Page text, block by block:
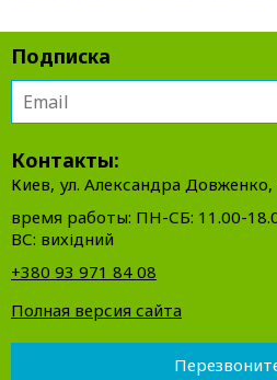
Подписка
Контакты:
Киев, ул. Александра Довженко,
время работы: ПН-СБ: 11.00-
ВС: вихідний
+380 93 971 84 08
Полная версия сайта